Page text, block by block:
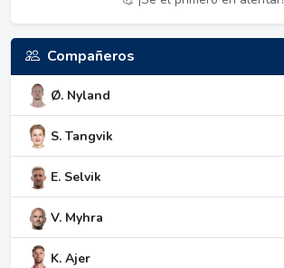
Compañeros
Ø. Nyland
S. Tangvik
E. Selvik
V. Myhra
K. Ajer